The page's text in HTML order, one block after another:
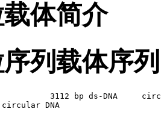
体简介
列载体序列
3112 bp ds-DNA
DNA